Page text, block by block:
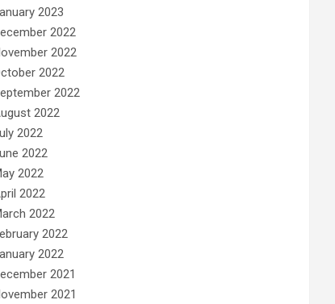
2023
2022
2022
2022
2022
2022
2022
2022
2022
2022
2022
2022
2022
2021
2021